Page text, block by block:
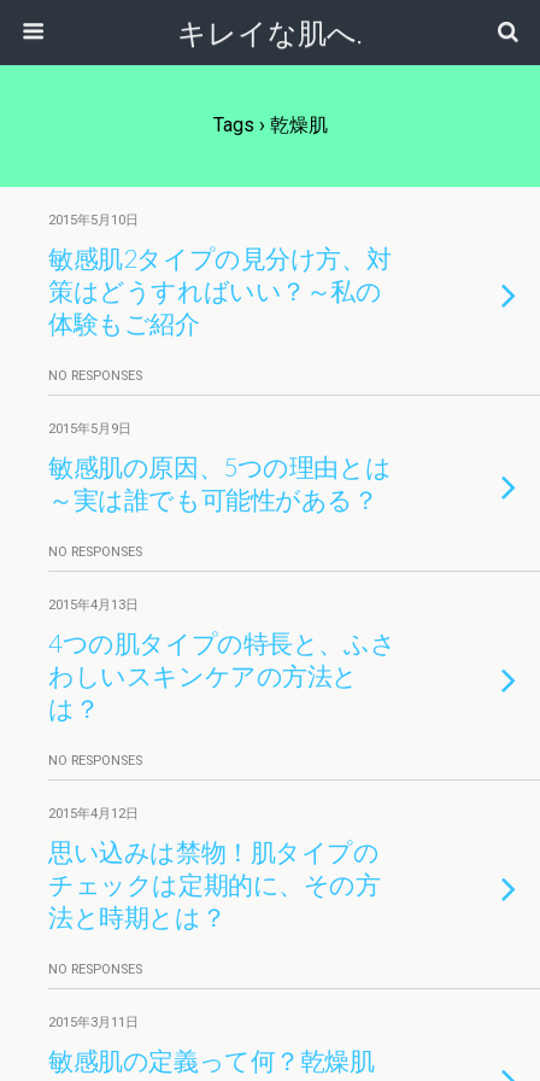
キレイな肌へ.
Tags › 乾燥肌
2015年5月10日
敏感肌2タイプの見分け方、対
策はどうすればいい？～私の
体験もご紹介
NO RESPONSES
2015年5月9日
敏感肌の原因、5つの理由とは
～実は誰でも可能性がある？
NO RESPONSES
2015年4月13日
4つの肌タイプの特長と、ふさ
わしいスキンケアの方法と
は？
NO RESPONSES
2015年4月12日
思い込みは禁物！肌タイプの
チェックは定期的に、その方
法と時期とは？
NO RESPONSES
2015年3月11日
敏感肌の定義って何？乾燥肌